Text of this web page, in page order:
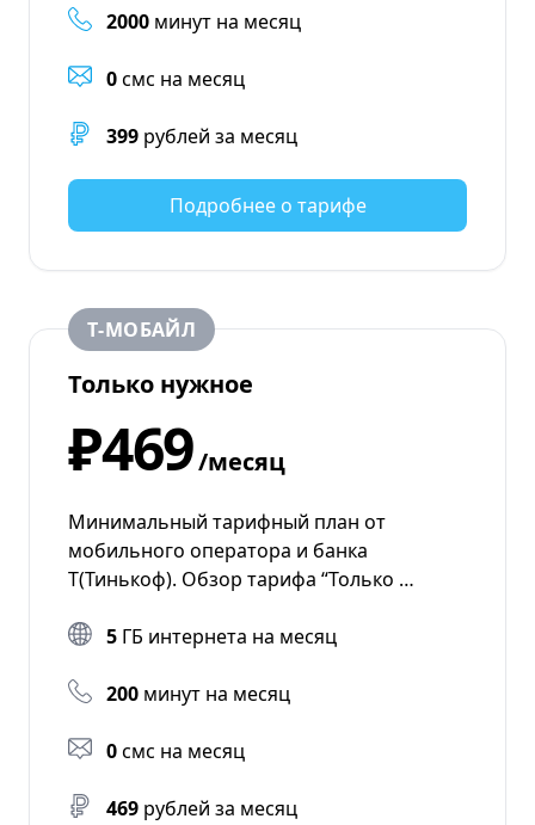
2000 минут на месяц
0смс на месяц
399 рублей за месяц
Подробнее о тарифе
Т‑МОБАЙЛ
Только нужное
₽469/месяц
Минимальный тарифный план от
мобильного оператора и банка
Т(Тинькоф). Обзор тарифа “Только …
5 ГБ интернета на месяц
200 минут на месяц
0смс на месяц
469 рублей за месяц